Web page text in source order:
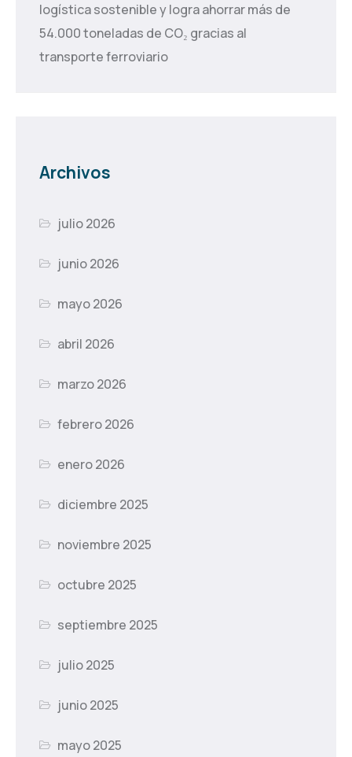
logística sostenible y logra ahorrar más de
54.000 toneladas de CO₂ gracias al
transporte ferroviario
Archivos
julio 2026
junio 2026
mayo 2026
abril 2026
marzo 2026
febrero 2026
enero 2026
diciembre 2025
noviembre 2025
octubre 2025
septiembre 2025
julio 2025
junio 2025
mayo 2025